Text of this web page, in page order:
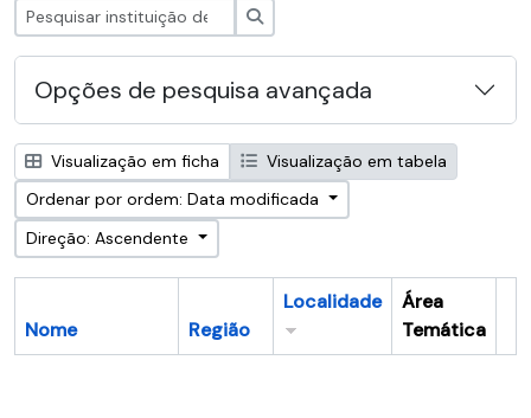
Opções de pesquisa avançada
Visualização em ficha
Visualização em tabela
Ordenar por ordem: Data modificada
Direção: Ascendente
Nome Região
Localidade
Área
Temática